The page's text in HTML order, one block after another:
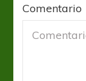
Comentario